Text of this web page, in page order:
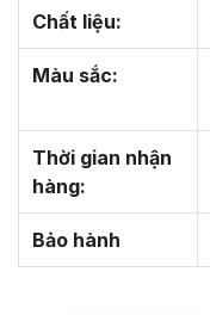
Chất liệu:
Màu sắc:
Thời gian nhận
hàng:
Bảo hành